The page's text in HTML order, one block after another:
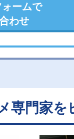
ームで
わせ
専門家を